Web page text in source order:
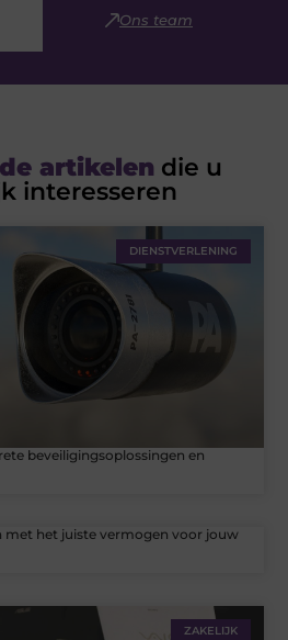
Ons team
artikelen die u
interesseren
DIENSTVERLENING
beveiligingsoplossingen en
met het juiste vermogen voor jouw
ZAKELIJK